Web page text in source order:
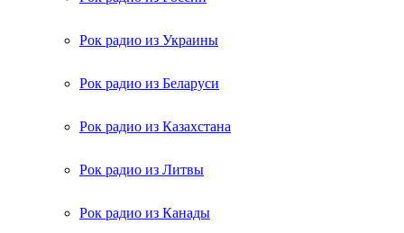
Рок радио из Украины
Рок радио из Беларуси
Рок радио из Казахстана
Рок радио из Литвы
Рок радио из Канады